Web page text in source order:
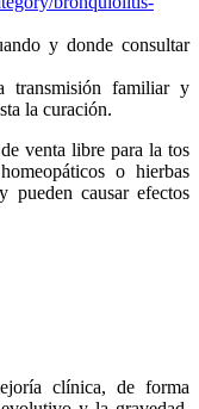
y donde consultar
transmisión familiar y
la curación.
venta libre para la tos
o hierbas
pueden causar efectos
clínica, de forma